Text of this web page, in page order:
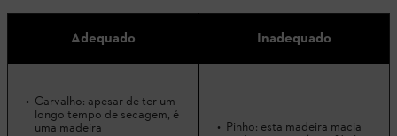
Adequado Inadequado
Carvalho: apesar de ter um
longo tempo de secagem, é
uma madeira
Pinho: esta madeira macia